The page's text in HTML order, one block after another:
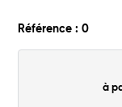
Référence : 0
à